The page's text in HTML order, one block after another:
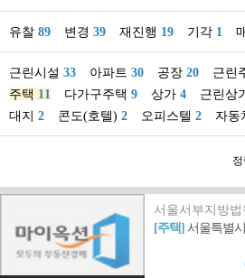
유찰 89 변경 39 재진행 19 기각 1
근린시설 33 아파트 30 공장 20 근린
주택 11 다가구주택 9 상가 4 근린상
대지 2 콘도(호텔) 2 오피스텔 2 자동
서울서부지방법
[주택]서울특별